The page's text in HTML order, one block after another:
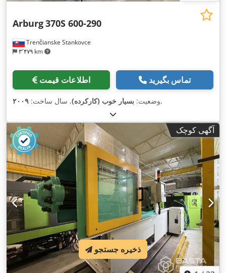
Trenčianske Stankovce
۳٬۴۷۹ km
Arburg370S 600-290
اطلاعات قیمت تماس بگیرید
وضعیت: بسیار خوب (کارکرده), سال ساخت: ۲۰۰۹ ,
آگهی کوچک
ذخیره جستجو